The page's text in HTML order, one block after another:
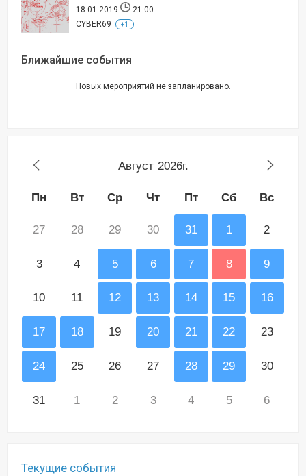
18.01.2019
21:00
CYBER69
+1
Ближайшие события
Новых мероприятий не запланировано.
Август 2026г.
Пн Вт Ср Чт Пт Сб Вс
27 28 29 30 31 1 2
3 4 5 6 7 8 9
10 11 12 13 14 15 16
17 18 19 20 21 22 23
24 25 26 27 28 29 30
31 1 2 3 4 5 6
Текущие события